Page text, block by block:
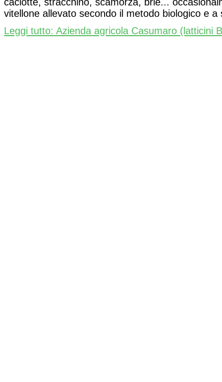
vitellone allevato secondo il metodo biologico e a
Leggi tutto: Azienda agricola Casumaro (latticini